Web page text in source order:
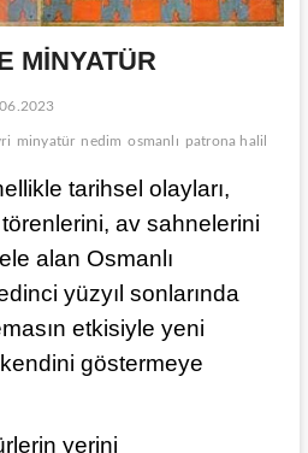
MİNYATÜR
minyatür nedim osmanlı patrona halil
tarihsel olayları,
av sahnelerini
alan Osmanlı
yüzyıl sonlarında
etkisiyle yeni
göstermeye
yerini